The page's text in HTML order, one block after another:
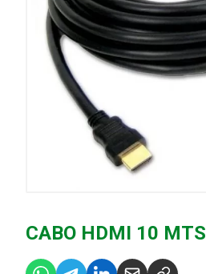
CABO HDMI 10 MTS